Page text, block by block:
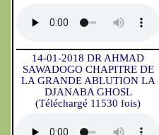
14-01-2018 DR AHMAD
SAWADOGO CHAPITRE DE
LA GRANDE ABLUTION LA
DJANABA GHOSL
(Téléchargé 11530 fois)